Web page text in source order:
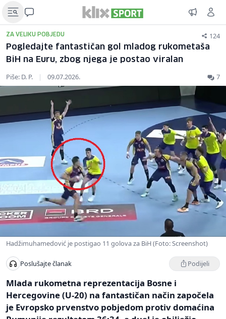
ZA VELIKU POBJEDU 124
Pogledajte fantastičan gol mladog rukometaša
BiH na Euru, zbog njega je postao viralan
Piše: D. P. | 09.07.2026. 7
Hadžimuhamedović je postigao 11 golova za BiH (Foto: Screenshot)
Poslušajte članak Podijeli
Mlada rukometna reprezentacija Bosne i
Hercegovine (U-20) na fantastičan način započela
je Evropsko prvenstvo pobjedom protiv domaćina